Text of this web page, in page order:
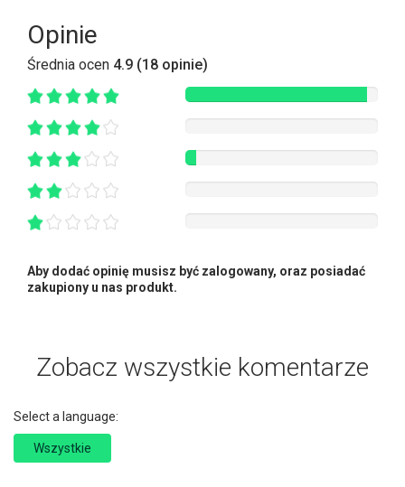
Opinie
Średnia ocen 4.9 (18 opinie)
Aby dodać opinię musisz być zalogowany, oraz posiadać
zakupiony u nas produkt.
Zobacz wszystkie komentarze
Select a language:
Wszystkie